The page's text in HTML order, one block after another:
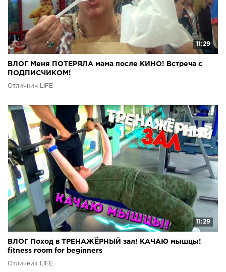
11:29
ВЛОГ Меня ПОТЕРЯЛА мама после КИНО! Встреча с
ПОДПИСЧИКОМ!
Отличник LIFE
11:29
ВЛОГ Поход в ТРЕНАЖЁРНЫЙ зал! КАЧАЮ мышцы!
fitness room for beginners
Отличник LIFE